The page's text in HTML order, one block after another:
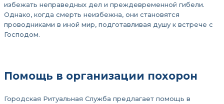
избежать неправедных дел и преждевременной гибели.
Однако, когда смерть неизбежна, они становятся
проводниками в иной мир, подготавливая душу к встрече с
Господом.
Помощь в организации похорон
Городская Ритуальная Служба предлагает помощь в